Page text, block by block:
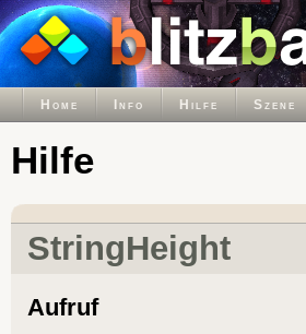
Home Info Hilfe Szene
Hilfe
StringHeight
Aufruf